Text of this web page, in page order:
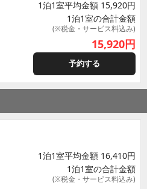
1泊1室平均金額 15,920円
1泊1室の合計金額
(※税金・サービス料込み)
15,920円
予約する
1泊1室平均金額 16,410円
1泊1室の合計金額
(※税金・サービス料込み)